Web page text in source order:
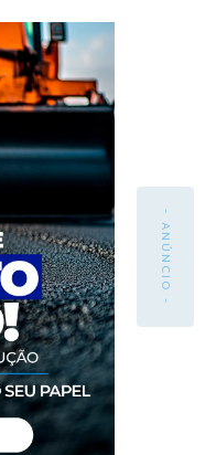
- ANÚNCIO -